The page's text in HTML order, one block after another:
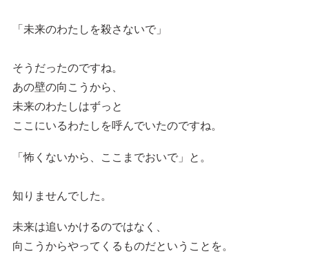
「未来のわたしを殺さないで」
そうだったのですね。
あの壁の向こうから、
未来のわたしはずっと
ここにいるわたしを呼んでいたのですね。
「怖くないから、ここまでおいで」と。
知りませんでした。
未来は追いかけるのではなく、
向こうからやってくるものだということを。